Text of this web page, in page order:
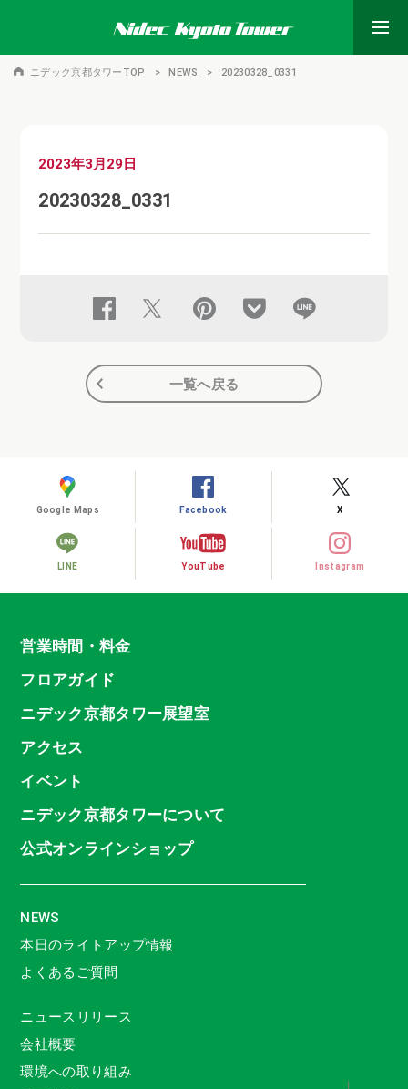
ニデック京都タワーTOP NEWS 20230328_0331
2023年3月29日
20230328_0331
一覧へ戻る
Google Maps Facebook X
LINE YouTube Instagram
営業時間・料金
フロアガイド
ニデック京都タワー展望室
アクセス
イベント
ニデック京都タワーについて
公式オンラインショップ
NEWS
本日のライトアップ情報
よくあるご質問
ニュースリリース
会社概要
環境への取り組み